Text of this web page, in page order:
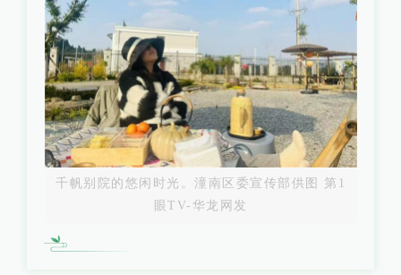
千帆别院的悠闲时光。潼南区委宣传部供图 第1
眼TV-华龙网发